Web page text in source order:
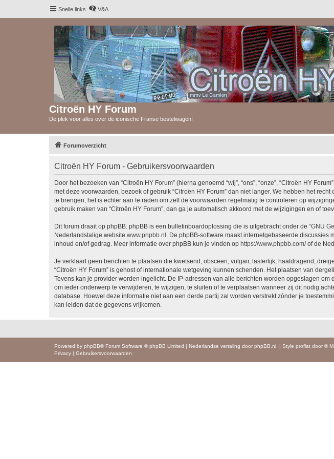
Snelle links V&A
Citroën HY Forum
De plek voor alles over de iconische Franse bestelwagen!
Forumoverzicht
Citroën HY Forum - Gebruikersvoorwaarden
Door het bezoeken van “Citroën HY Forum” (hierna genoemd “wij”, “ons”, “onze”, “Citroën HY
met deze voorwaarden, bezoek of gebruik “Citroën HY Forum” dan niet langer. We hebben het
te brengen, het is echter aan te raden om zelf de voorwaarden regelmatig te controleren op
gebruik maken van “Citroën HY Forum”, dan ga je automatisch akkoord met de wijzigingen en of
Dit forum draait op phpBB. phpBB is een bulletinboardoplossing die is uitgebracht onder de “GNU
Nederlandstalige website www.phpbb.nl . De phpBB-software maakt internetgebaseerde
inhoud en/of gedrag. Meer informatie over phpBB kun je vinden op https://www.phpbb.com/of de
Je verklaart geen berichten te plaatsen die kwetsend, obsceen, vulgair, lasterlijk, haatdragend,
“Citroën HY Forum” is gehost of internationale wetgeving kunnen schenden. Het plaatsen van
Tevens kan je provider worden ingelicht. De IP-adressen van alle berichten worden opgeslagen
om ieder onderwerp te verwijderen, te wijzigen, te sluiten of te verplaatsen wanneer zij dit nodig
database. Hoewel deze informatie niet aan een derde partij zal worden verstrekt zónder je
kan leiden dat de gegevens vrijkomen.
Powered by phpBB® Forum Software © phpBB Limited | Nederlandse vertaling door phpBB.nl | Style proflat door ©
Privacy | Gebruikersvoorwaarden